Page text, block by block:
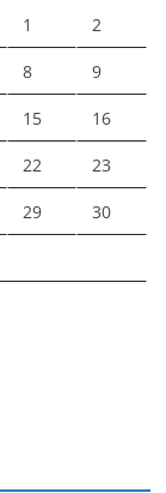
1 2
8 9
15 16
22 23
29 30